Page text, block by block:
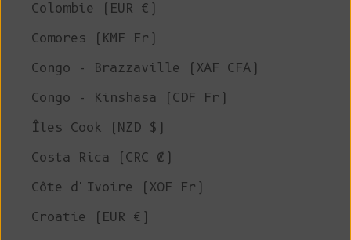
Colombie (EUR €)
Comores (KMF Fr)
Congo - Brazzaville (XAF CFA)
Congo - Kinshasa (CDF Fr)
Îles Cook (NZD $)
Costa Rica (CRC ₡)
Côte d'Ivoire (XOF Fr)
Croatie (EUR €)